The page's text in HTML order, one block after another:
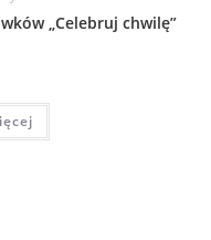
„Celebruj chwilę”